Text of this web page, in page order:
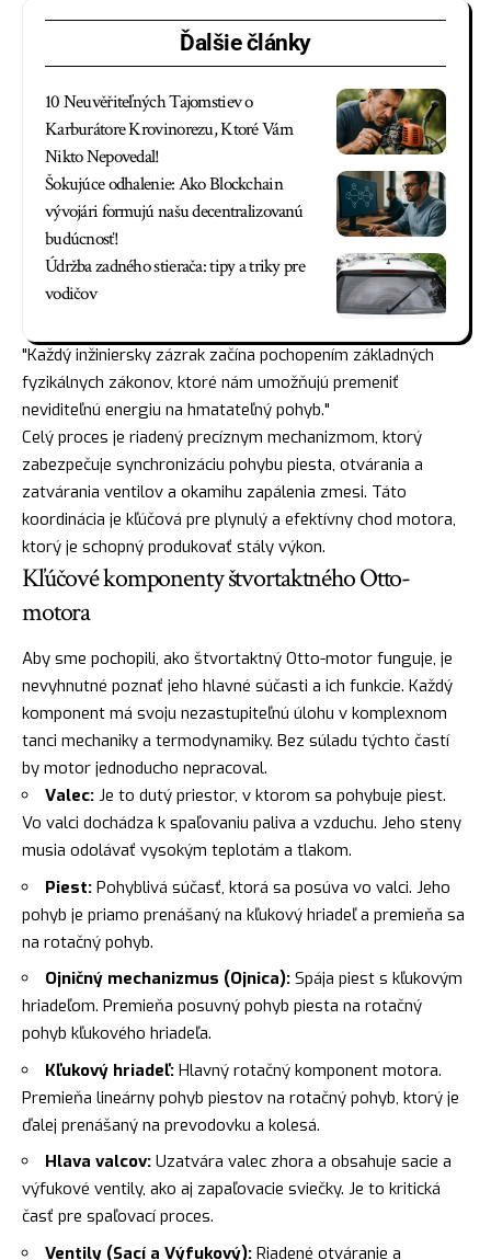
Ďalšie články
10 Neuvěřiteľných Tajomstiev o
Karburátore Krovinorezu, Ktoré Vám
Nikto Nepovedal!
Šokujúce odhalenie: Ako Blockchain
vývojári formujú našu decentralizovanú
budúcnosť!
Údržba zadného stierača: tipy a triky pre
vodičov
"Každý inžiniersky zázrak začína pochopením základných
fyzikálnych zákonov, ktoré nám umožňujú premeniť
neviditeľnú energiu na hmatateľný pohyb."
Celý proces je riadený precíznym mechanizmom, ktorý
zabezpečuje synchronizáciu pohybu piesta, otvárania a
zatvárania ventilov a okamihu zapálenia zmesi. Táto
koordinácia je kľúčová pre plynulý a efektívny chod motora,
ktorý je schopný produkovať stály výkon.
Kľúčové komponenty štvortaktného Otto-
motora
Aby sme pochopili, ako štvortaktný Otto-motor funguje, je
nevyhnutné poznať jeho hlavné súčasti a ich funkcie. Každý
komponent má svoju nezastupiteľnú úlohu v komplexnom
tanci mechaniky a termodynamiky. Bez súladu týchto častí
by motor jednoducho nepracoval.
Valec: Je to dutý priestor, v ktorom sa pohybuje piest.
Vo valci dochádza k spaľovaniu paliva a vzduchu. Jeho steny
musia odolávať vysokým teplotám a tlakom.
Piest: Pohyblivá súčasť, ktorá sa posúva vo valci. Jeho
pohyb je priamo prenášaný na kľukový hriadeľ a premieňa sa
na rotačný pohyb.
Ojničný mechanizmus (Ojnica): Spája piest s kľukovým
hriadeľom. Premieňa posuvný pohyb piesta na rotačný
pohyb kľukového hriadeľa.
Kľukový hriadeľ: Hlavný rotačný komponent motora.
Premieňa lineárny pohyb piestov na rotačný pohyb, ktorý je
ďalej prenášaný na prevodovku a kolesá.
Hlava valcov: Uzatvára valec zhora a obsahuje sacie a
výfukové ventily, ako aj zapaľovacie sviečky. Je to kritická
časť pre spaľovací proces.
Ventily (Sací a Výfukový): Riadené otváranie a